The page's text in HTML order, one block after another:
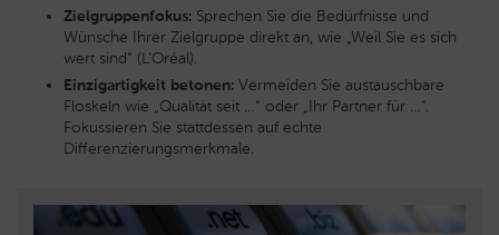
Zielgruppenfokus: Sprechen Sie die Bedürfnisse und
Wünsche Ihrer Zielgruppe direkt an, wie „Weil Sie es sich
wert sind“ (L’Oréal).
Einzigartigkeit betonen: Vermeiden Sie austauschbare
Floskeln wie „Qualität seit …“ oder „Ihr Partner für …“.
Fokussieren Sie stattdessen auf echte
Differenzierungsmerkmale.